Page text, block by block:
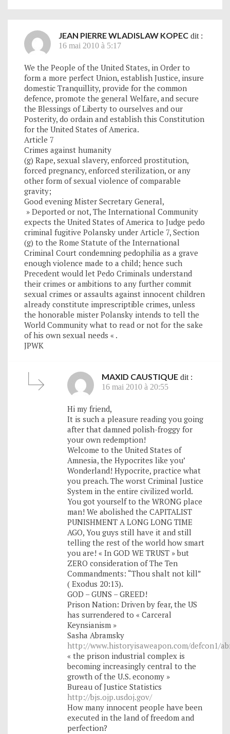
JEAN PIERRE WLADISLAW KOPEC dit :
16 mai 2010 à 5:17
We the People of the United States, in Order to
form a more perfect Union, establish Justice, insure
domestic Tranquillity, provide for the common
defence, promote the general Welfare, and secure
the Blessings of Liberty to ourselves and our
Posterity, do ordain and establish this Constitution
for the United States of America.
Article 7
Crimes against humanity
(g) Rape, sexual slavery, enforced prostitution,
forced pregnancy, enforced sterilization, or any
other form of sexual violence of comparable
gravity;
Good evening Mister Secretary General,
» Deported or not, The International Community
expects the United States of America to Judge pedo
criminal fugitive Polansky under Article 7, Section
(g) to the Rome Statute of the International
Criminal Court condemning pedophilia as a grave
enough violence made to a child; hence such
Precedent would let Pedo Criminals understand
their crimes or ambitions to any further commit
sexual crimes or assaults against innocent children
already constitute imprescriptible crimes, unless
the honorable mister Polansky intends to tell the
World Community what to read or not for the sake
of his own sexual needs « .
JPWK
MAXID CAUSTIQUE dit :
16 mai 2010 à 20:55
Hi my friend,
It is such a pleasure reading you going
after that damned polish-froggy for
your own redemption!
Welcome to the United States of
Amnesia, the Hypocrites like you’
Wonderland! Hypocrite, practice what
you preach. The worst Criminal Justice
System in the entire civilized world.
You got yourself to the WRONG place
man! We abolished the CAPITALIST
PUNISHMENT A LONG LONG TIME
AGO, You guys still have it and still
telling the rest of the world how smart
you are! « In GOD WE TRUST » but
ZERO consideration of The Ten
Commandments: “Thou shalt not kill”
( Exodus 20:13).
GOD – GUNS – GREED!
Prison Nation: Driven by fear, the US
has surrendered to « Carceral
Keynsianism »
Sasha Abramsky
http://www.historyisaweapon.com/defcon1/
« the prison industrial complex is
becoming increasingly central to the
growth of the U.S. economy »
Bureau of Justice Statistics
http://bjs.ojp.usdoj.gov/
How many innocent people have been
executed in the land of freedom and
perfection?